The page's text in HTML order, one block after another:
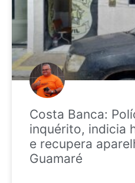
Costa Banca:
inquérito, indicia
e recupera
Guamaré